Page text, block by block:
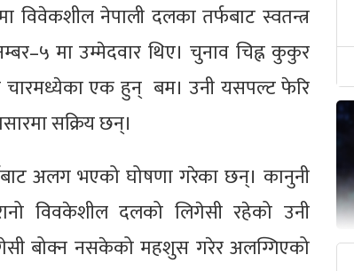
विवेकशील नेपाली दलका तर्फबाट स्वतन्त्र
मा उम्मेदवार थिए। चुनाव चिह्न कुकुर
चारमध्येका एक हुन् बम। उनी यसपल्ट फेरि
सक्रिय छन्।
अलग भएको घोषणा गरेका छन्। कानुनी
विवकेशील दलको लिगेसी रहेको उनी
बोक्न नसकेको महशुस गरेर अलग्गिएको